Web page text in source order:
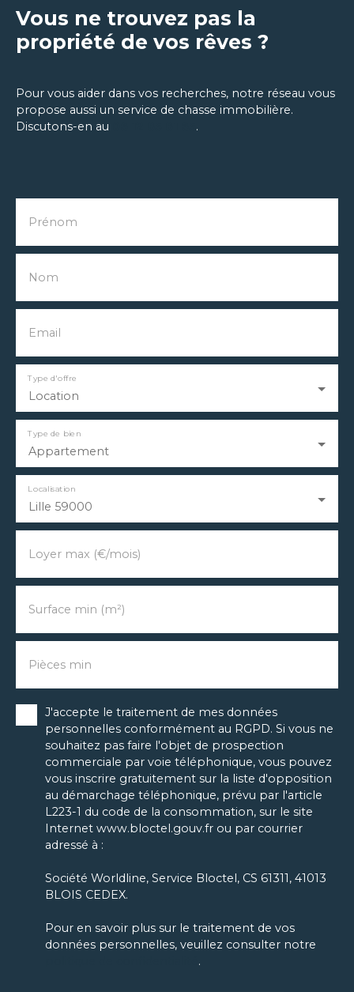
Vous ne trouvez pas la
propriété de vos rêves ?
Pour vous aider dans vos recherches, notre réseau vous
propose aussi un service de chasse immobilière.
Discutons-en au
.
Prénom
Nom
Email
Location
Type d'offre
Appartement
Type de bien
Lille 59000
Localisation
Loyer max (€/mois)
Surface min (m²)
Pièces min
J'accepte le traitement de mes données
personnelles conformément au RGPD. Si vous ne
souhaitez pas faire l'objet de prospection
commerciale par voie téléphonique, vous pouvez
vous inscrire gratuitement sur la liste d'opposition
au démarchage téléphonique, prévu par l'article
L223-1 du code de la consommation, sur le site
Internet www.bloctel.gouv.fr ou par courrier
adressé à :
Société Worldline, Service Bloctel, CS 61311, 41013
BLOIS CEDEX.
Pour en savoir plus sur le traitement de vos
données personnelles, veuillez consulter notre
.